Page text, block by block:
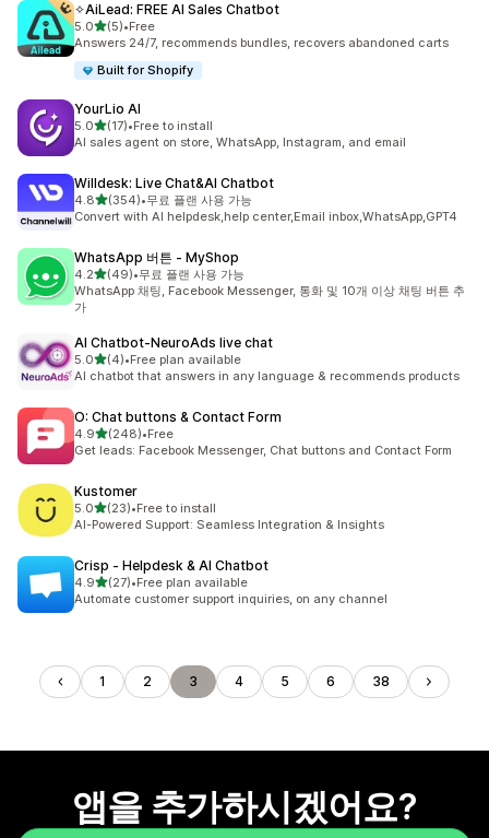
✧AiLead: FREE AI Sales Chatbot
5.0별 5개 중
(5)
총 리뷰 5개
•Free
Answers 24/7, recommends bundles, recovers abandoned carts
Built for Shopify
YourLio AI
5.0별 5개 중
(17)
총 리뷰 17개
•Free to install
AI sales agent on store, WhatsApp, Instagram, and email
Willdesk: Live Chat&AI Chatbot
4.8별 5개 중
(354)
총 리뷰 354개
•무료 플랜 사용 가능
Convert with AI helpdesk,help center,Email inbox,WhatsApp,GPT4
WhatsApp 버튼 ‑ MyShop
4.2별 5개 중
(49)
총 리뷰 49개
•무료 플랜 사용 가능
WhatsApp 채팅, Facebook Messenger, 통화 및 10개 이상 채팅 버튼 추
가
AI Chatbot‑NeuroAds live chat
5.0별 5개 중
(4)
총 리뷰 4개
•Free plan available
AI chatbot that answers in any language & recommends products
O: Chat buttons & Contact Form
4.9별 5개 중
(248)
총 리뷰 248개
•Free
Get leads: Facebook Messenger, Chat buttons and Contact Form
Kustomer
5.0별 5개 중
(23)
총 리뷰 23개
•Free to install
AI-Powered Support: Seamless Integration & Insights
Crisp ‑ Helpdesk & AI Chatbot
4.9별 5개 중
(27)
총 리뷰 27개
•Free plan available
Automate customer support inquiries, on any channel
1 2 3 4 5 6 38
앱을 추가하시겠어요?